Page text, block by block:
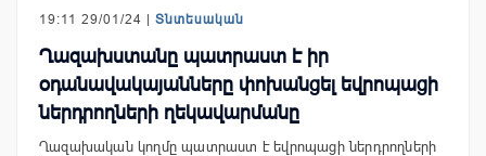
19:11 29/01/24 | Տնտեսական
Ղազախստանը պատրաստ է իր
օդանավակայանները փոխանցել եվրոպացի
ներդրողների ղեկավարմանը
Ղազախական կողմը պատրաստ է եվրոպացի ներդրողների